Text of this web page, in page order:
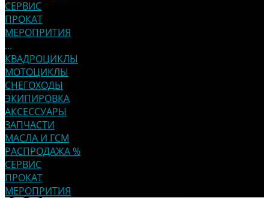
СЕРВИС
ПРОКАТ
МЕРОПРИТИЯ
...
КВАДРОЦИКЛЫ
МОТОЦИКЛЫ
СНЕГОХОДЫ
ЭКИПИРОВКА
АКСЕССУАРЫ
ЗАПЧАСТИ
МАСЛА И ГСМ
РАСПРОДАЖА %
СЕРВИС
ПРОКАТ
МЕРОПРИТИЯ